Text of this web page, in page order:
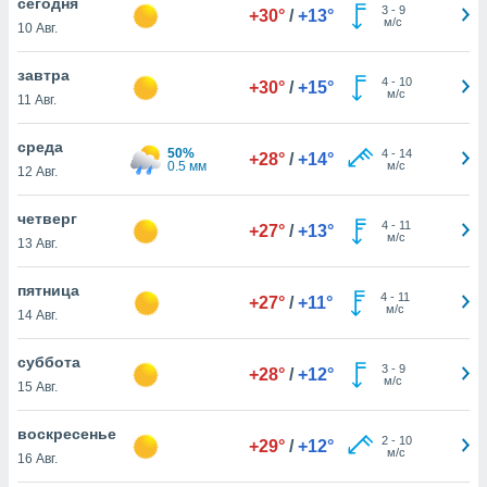
действия
на веб-
основе.
нашей
cookie
в
ВЫ
10 Авг.
+30° / +13° 3- 9
м/с
завтра
11 Авг.
+30° / +15° 4- 10
м/с
среда
12 Авг.
50%
0.5 мм
+28° / +14° 4- 14
м/с
четверг
13 Авг.
+27° / +13° 4- 11
м/с
пятница
14 Авг.
+27° / +11° 4 - 11
м/с
суббота
15 Авг.
+28° / +12° 3- 9
м/с
воскресенье
16 Авг.
+29° / +12° 2- 10
м/с